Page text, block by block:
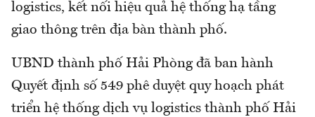
logistics, kết nối hiệu quả hệ thống hạ tầng
giao thông trên địa bàn thành phố.
UBND thành phố Hải Phòng đã ban hành
Quyết định số 549 phê duyệt quy hoạch phát
triển hệ thống dịch vụ logistics thành phố Hải